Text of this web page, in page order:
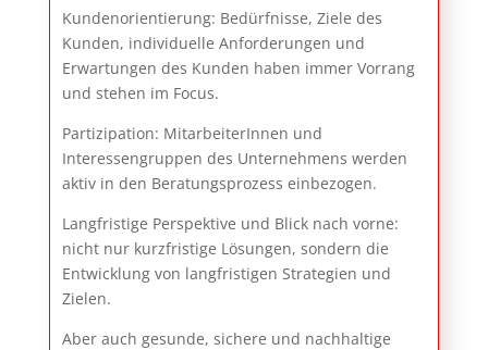
Kundenorientierung: Bedürfnisse, Ziele des
Kunden, individuelle Anforderungen und
Erwartungen des Kunden haben immer Vorrang
und stehen im Focus.
Partizipation: MitarbeiterInnen und
Interessengruppen des Unternehmens werden
aktiv in den Beratungsprozess einbezogen.
Langfristige Perspektive und Blick nach vorne:
nicht nur kurzfristige Lösungen, sondern die
Entwicklung von langfristigen Strategien und
Zielen.
Aber auch gesunde, sichere und nachhaltige